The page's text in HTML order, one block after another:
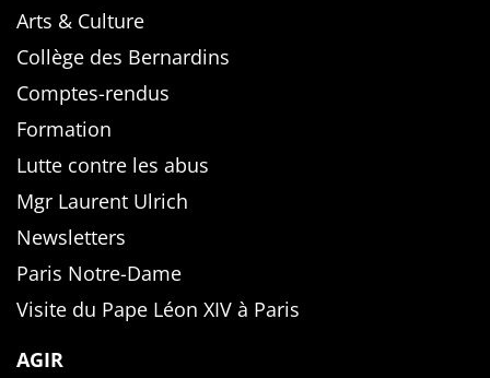
Arts & Culture
Collège des Bernardins
Comptes-rendus
Formation
Lutte contre les abus
Mgr Laurent Ulrich
Newsletters
Paris Notre-Dame
Visite du Pape Léon XIV à Paris
AGIR